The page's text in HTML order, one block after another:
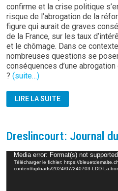
confirme et la crise politique
risque de l’abrogation de la
figure qui aurait de graves
de la France, sur les taux
et le chômage. Dans ce
nombreuses questions se
conséquences d’une
?(suite…)
DÉFICIT
LIRE LA SUITE
Dreslincourt: Journal
Lecteur
vidéo
Media error: Format(s) not
Télécharger le fichier: https://
content/uploads/2024/07/240703-LDD-La-